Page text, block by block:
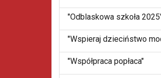
"Odblaskowa szkoła
"Wspieraj dzieciństwo
"Współpraca popłaca"